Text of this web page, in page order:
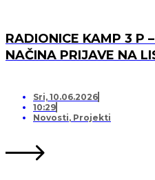
RADIONICE KAMP 3 P
NAČINA PRIJAVE NA
Sri, 10.06.2026
10:29
Novosti, Projekti